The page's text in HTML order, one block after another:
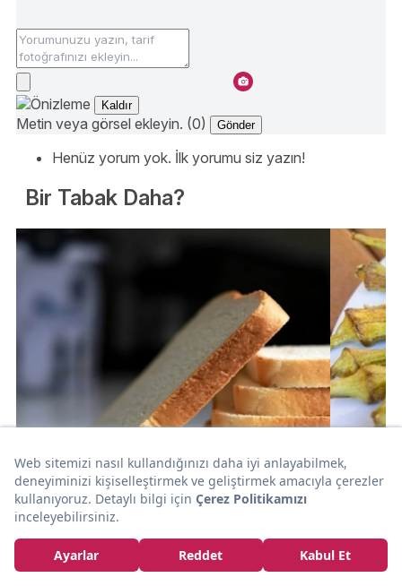
Kaldır
Metin veya görsel ekleyin. (0) Gönder
Henüz yorum yok. İlk yorumu siz yazın!
Bir Tabak Daha?